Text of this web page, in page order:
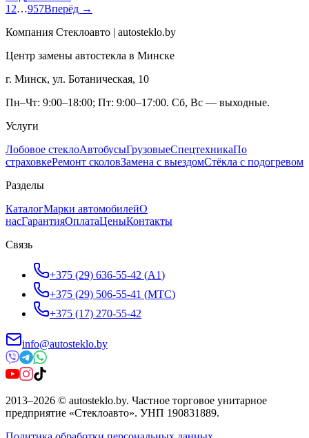
1 2…957Вперёд →
Компания Стеклоавто | autosteklo.by
Центр замены автостекла в Минске
г. Минск, ул. Ботаническая, 10
Пн–Чт: 9:00–18:00; Пт: 9:00–17:00. Сб, Вс — выходные.
Услуги
Лобовое стеклоАвтобусыГрузовыеСпецтехникаПо
страховкеРемонт сколовЗамена с выездомСтёкла с подогревом
Разделы
КаталогМарки автомобилейО
насГарантияОплатаЦеныКонтакты
Связь
+375 (29) 636-55-42 (A1)
+375 (29) 506-55-41 (МТС)
+375 (17) 270-55-42
info@autosteklo.by
2013–2026 © autosteklo.by. Частное торговое унитарное
предприятие «Стеклоавто». УНП 190831889.